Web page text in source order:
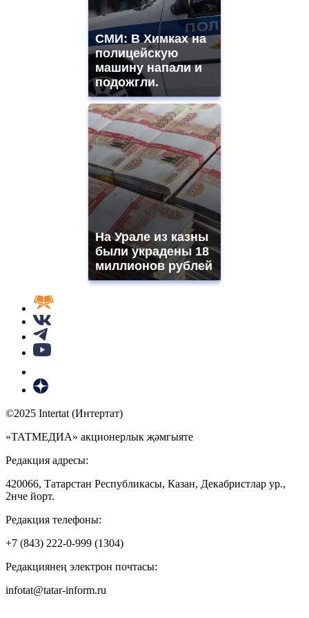
СМИ: В Химках на
полицейскую
машину напали и
подожгли.
На Урале из казны
были украдены 18
миллионов рублей
©2025 Intertat (Интертат)
«ТАТМЕДИА» акционерлык җәмгыяте
Редакция адресы:
420066, Татарстан Республикасы, Казан, Декабристлар ур.,
2нче йорт.
Редакция телефоны:
+7 (843) 222-0-999 (1304)
Редакциянең электрон почтасы:
infotat@tatar-inform.ru